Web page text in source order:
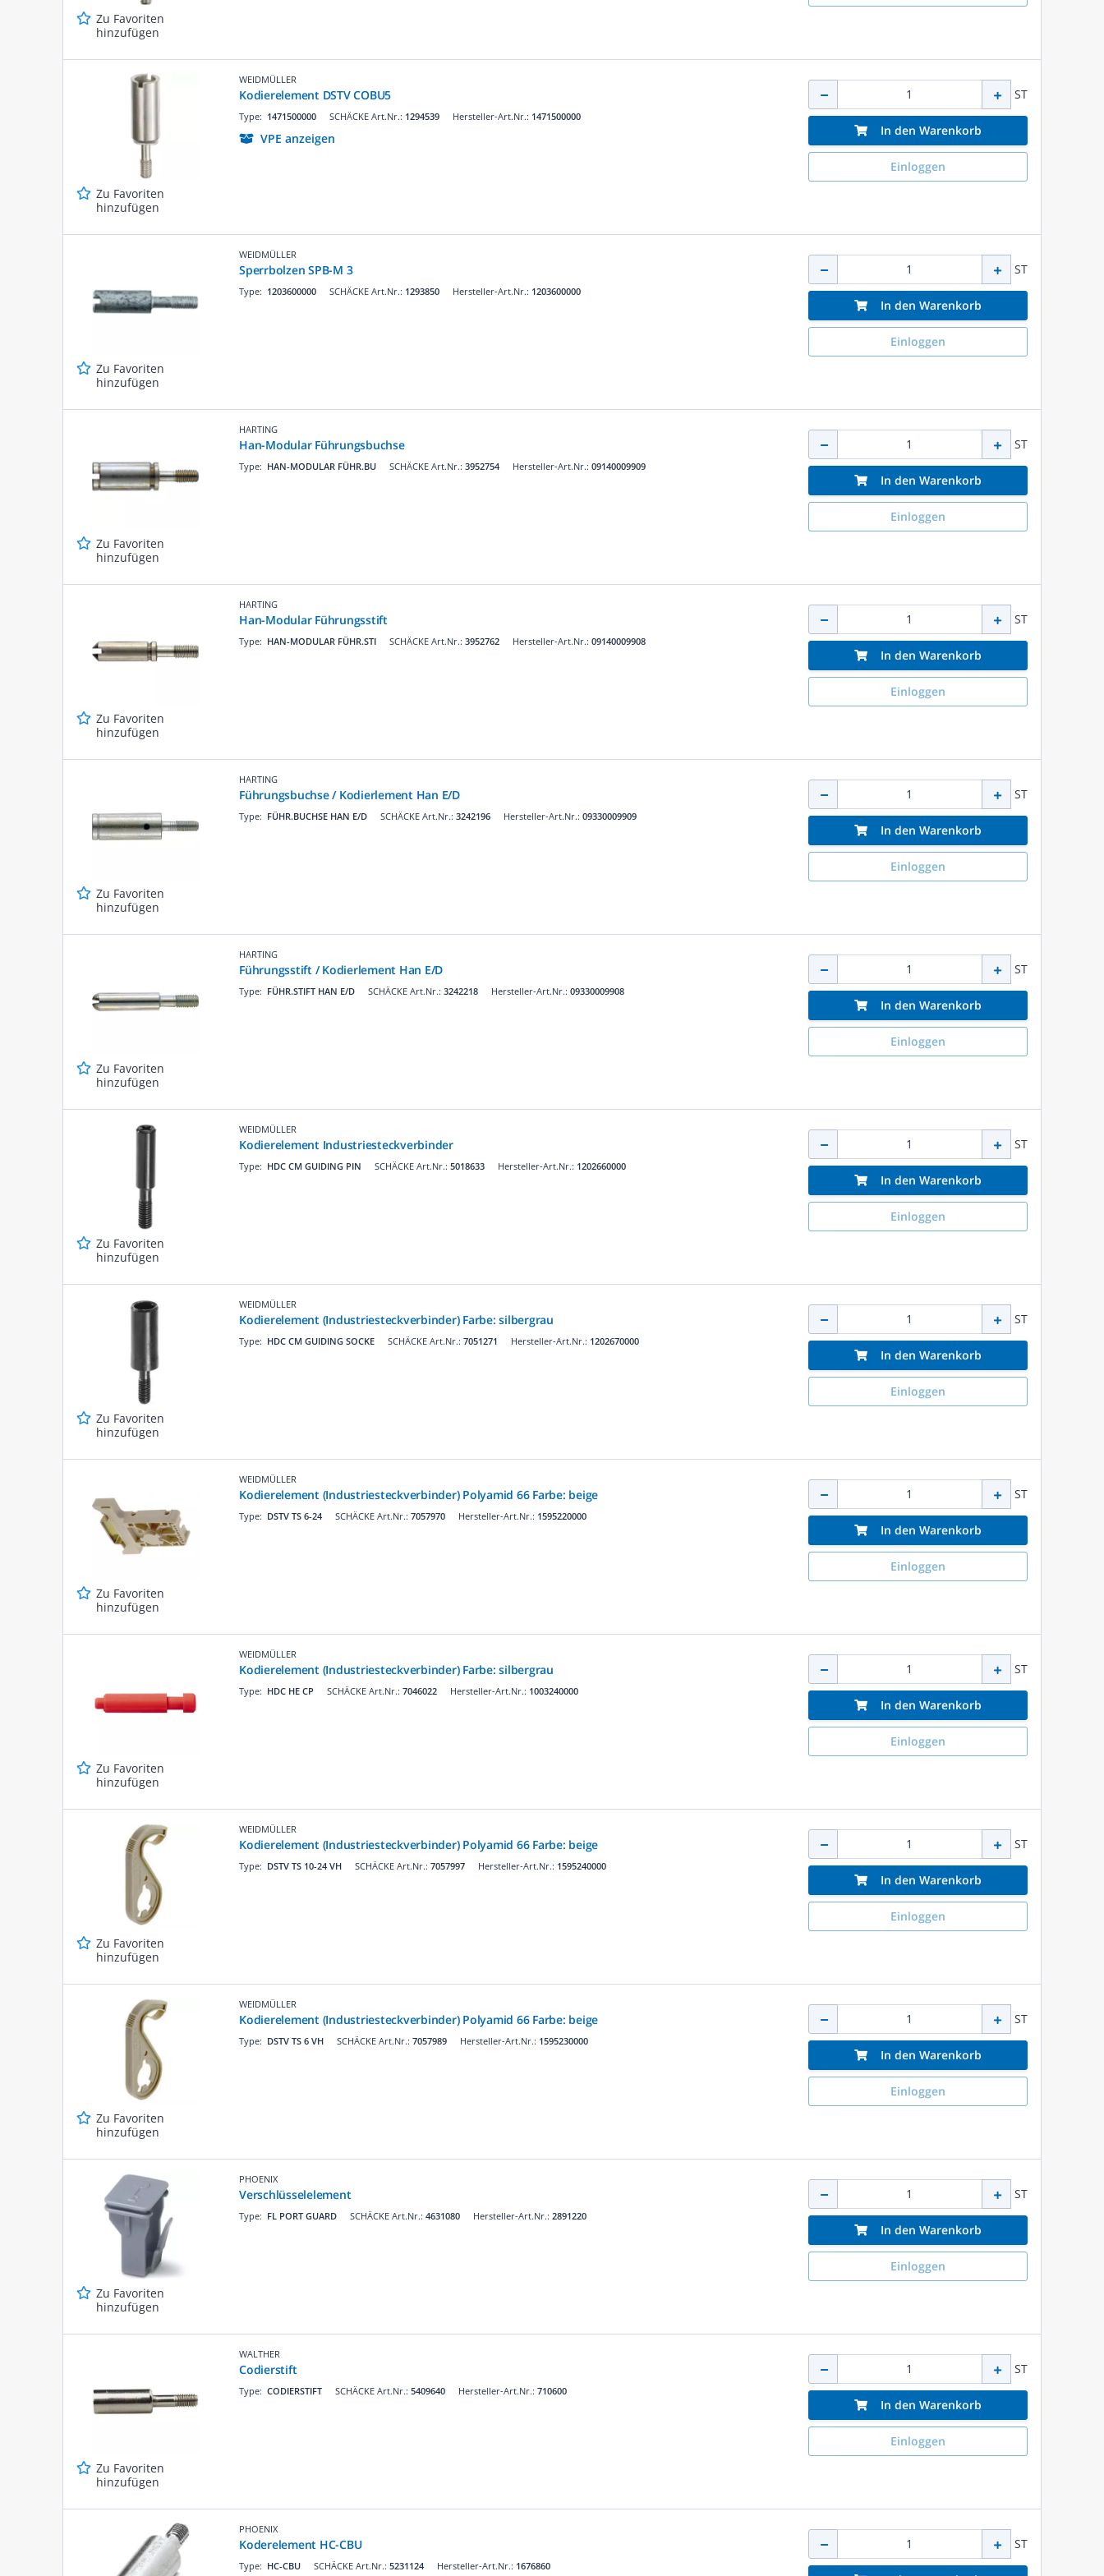
Zu Favoriten
hinzufügen
Zu Favoriten
hinzufügen
WEIDMÜLLER
Kodierelement DSTV COBU5
SCHÄCKE Art.Nr.: 1294539
Type: 1471500000 Hersteller-Art.Nr.: 1471500000
VPE anzeigen
ST
In den Warenkorb
Einloggen
Zu Favoriten
hinzufügen
WEIDMÜLLER
Sperrbolzen SPB-M 3
SCHÄCKE Art.Nr.: 1293850
Type: 1203600000 Hersteller-Art.Nr.: 1203600000
ST
In den Warenkorb
Einloggen
Zu Favoriten
hinzufügen
HARTING
Han-Modular Führungsbuchse
SCHÄCKE Art.Nr.: 3952754
Type: HAN-MODULAR FÜHR.BU Hersteller-Art.Nr.: 09140009909
ST
In den Warenkorb
Einloggen
Zu Favoriten
hinzufügen
HARTING
Han-Modular Führungsstift
SCHÄCKE Art.Nr.: 3952762
Type: HAN-MODULAR FÜHR.STI Hersteller-Art.Nr.: 09140009908
ST
In den Warenkorb
Einloggen
Zu Favoriten
hinzufügen
HARTING
Führungsbuchse / Kodierlement Han E/D
SCHÄCKE Art.Nr.: 3242196
Type: FÜHR.BUCHSE HAN E/D Hersteller-Art.Nr.: 09330009909
ST
In den Warenkorb
Einloggen
Zu Favoriten
hinzufügen
HARTING
Führungsstift / Kodierlement Han E/D
SCHÄCKE Art.Nr.: 3242218
Type: FÜHR.STIFT HAN E/D Hersteller-Art.Nr.: 09330009908
ST
In den Warenkorb
Einloggen
Zu Favoriten
hinzufügen
WEIDMÜLLER
Kodierelement Industriesteckverbinder
SCHÄCKE Art.Nr.: 5018633
Type: HDC CM GUIDING PIN Hersteller-Art.Nr.: 1202660000
ST
In den Warenkorb
Einloggen
Zu Favoriten
hinzufügen
WEIDMÜLLER
Kodierelement (Industriesteckverbinder) Farbe: silbergrau
SCHÄCKE Art.Nr.: 7051271
Type: HDC CM GUIDING SOCKE Hersteller-Art.Nr.: 1202670000
ST
In den Warenkorb
Einloggen
Zu Favoriten
hinzufügen
WEIDMÜLLER
Kodierelement (Industriesteckverbinder) Polyamid 66 Farbe: beige
SCHÄCKE Art.Nr.: 7057970
Type: DSTV TS 6-24 Hersteller-Art.Nr.: 1595220000
ST
In den Warenkorb
Einloggen
Zu Favoriten
hinzufügen
WEIDMÜLLER
Kodierelement (Industriesteckverbinder) Farbe: silbergrau
SCHÄCKE Art.Nr.: 7046022
Type: HDC HE CP Hersteller-Art.Nr.: 1003240000
ST
In den Warenkorb
Einloggen
Zu Favoriten
hinzufügen
WEIDMÜLLER
Kodierelement (Industriesteckverbinder) Polyamid 66 Farbe: beige
SCHÄCKE Art.Nr.: 7057997
Type: DSTV TS 10-24 VH Hersteller-Art.Nr.: 1595240000
ST
In den Warenkorb
Einloggen
Zu Favoriten
hinzufügen
WEIDMÜLLER
Kodierelement (Industriesteckverbinder) Polyamid 66 Farbe: beige
SCHÄCKE Art.Nr.: 7057989
Type: DSTV TS 6 VH Hersteller-Art.Nr.: 1595230000
ST
In den Warenkorb
Einloggen
Zu Favoriten
hinzufügen
PHOENIX
Verschlüsselelement
SCHÄCKE Art.Nr.: 4631080
Type: FL PORT GUARD Hersteller-Art.Nr.: 2891220
ST
In den Warenkorb
Einloggen
Zu Favoriten
hinzufügen
WALTHER
Codierstift
SCHÄCKE Art.Nr.: 5409640
Type: CODIERSTIFT Hersteller-Art.Nr.: 710600
ST
In den Warenkorb
Einloggen
PHOENIX
Koderelement HC-CBU
SCHÄCKE Art.Nr.: 5231124
Type: HC-CBU Hersteller-Art.Nr.: 1676860
ST